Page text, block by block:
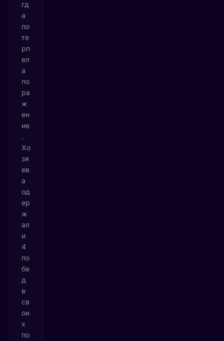
гд
а
по
те
рп
ел
а
по
ра
ж
ен
ие
.
Хо
зя
ев
а
од
ер
ж
ал
и
4
по
бе
д
в
св
ои
х
по